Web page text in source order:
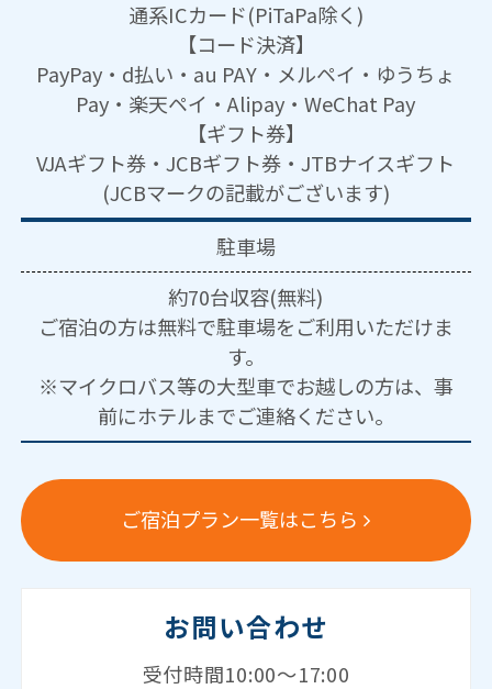
通系ICカード(PiTaPa除く)
【コード決済】
PayPay・d払い・au PAY・メルペイ・ゆうちょ
Pay・楽天ペイ・Alipay・WeChat Pay
【ギフト券】
VJAギフト券・JCBギフト券・JTBナイスギフト
(JCBマークの記載がございます)
駐車場
約70台収容(無料)
ご宿泊の方は無料で駐車場をご利用いただけま
す。
※マイクロバス等の大型車でお越しの方は、事
前にホテルまでご連絡ください。
ご宿泊プラン一覧はこちら
お問い合わせ
受付時間10:00～17:00